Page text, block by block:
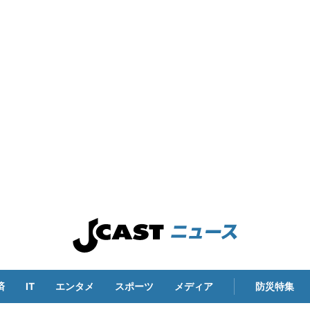
IT エンタメ スポーツ メディア 防災特集